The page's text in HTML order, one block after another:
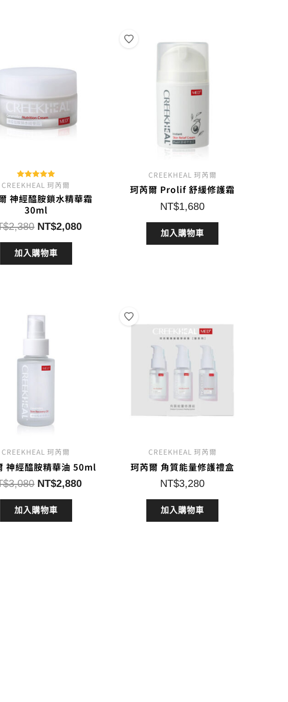
評分
滿分 5
CREEKHEAL 珂芮爾
神經醯胺鎖水精華霜
30ml
2,380 原
始
價
格：
NT$2,080目
加入購物車
CREEKHEAL 珂芮爾
珂芮爾 Prolif 舒緩修護霜
NT$1,680
加入購物車
CREEKHEAL 珂芮爾
神經醯胺精華油 50ml
3,080 原
價
格：
NT$2,880目
加入購物車
CREEKHEAL 珂芮爾
珂芮爾 角質能量修護禮盒
NT$3,280
加入購物車